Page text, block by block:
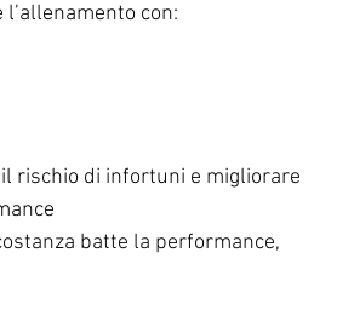
con:
rischio di infortuni e migliorare
batte la performance,